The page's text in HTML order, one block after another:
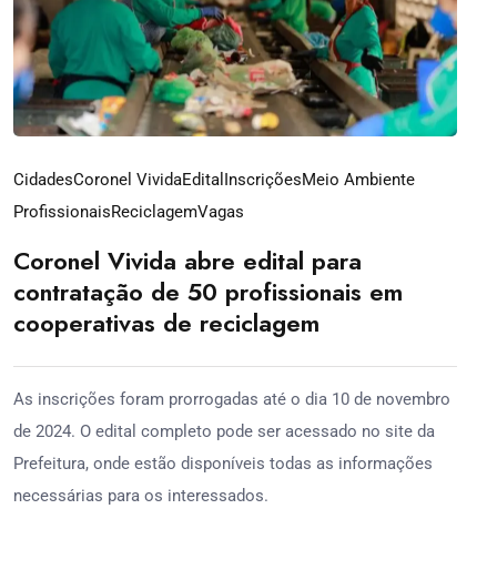
CidadesCoronel VividaEdital InscriçõesMeio Ambiente
ProfissionaisReciclagemVagas
Coronel Vivida abre edital para
contratação de 50 profissionais em
cooperativas de reciclagem
As inscrições foram prorrogadas até o dia 10 de novembro
de 2024. O edital completo pode ser acessado no site da
Prefeitura, onde estão disponíveis todas as informações
necessárias para os interessados.